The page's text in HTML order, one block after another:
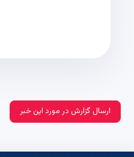
ارسال گزارش در مورد این خبر